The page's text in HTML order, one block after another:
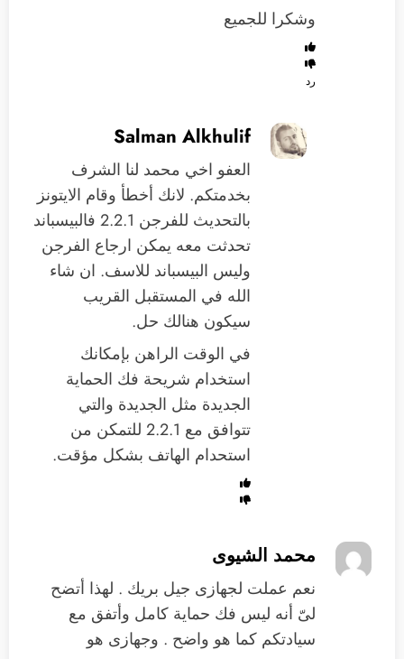
وشكرا للجميع
رد
Salman Alkhulif
العفو اخي محمد لنا الشرف
بخدمتكم. لانك أخطأ وقام الايتونز
بالتحديث للفرجن 2.2.1 فالبيسباند
تحدثت معه يمكن ارجاع الفرجن
وليس البيسباند للاسف. ان شاء
الله في المستقبل القريب
سيكون هنالك حل.
في الوقت الراهن بإمكانك
استخدام شريحة فك الحماية
الجديدة مثل الجديدة والتي
تتوافق مع 2.2.1 للتمكن من
استحدام الهاتف بشكل مؤقت.
محمد الشيوى
نعم عملت لجهازى جيل بريك . لهذا أتضح
لىّ أنه ليس فك حماية كامل وأتفق مع
سيادتكم كما هو واضح . وجهازى هو